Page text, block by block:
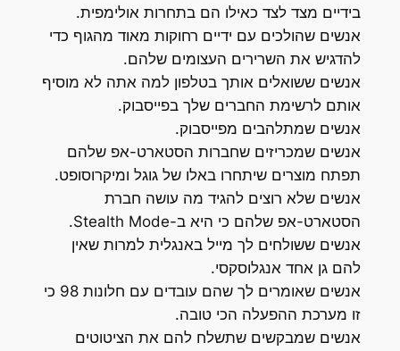
בידיים מצד לצד כאילו הם בתחרות אולימפית.
אנשים שהולכים עם ידיים רחוקות מאוד מהגוף כדי
להדגיש את השרירים העצומים שלהם.
אנשים ששואלים אותך בטלפון למה אתה לא מוסיף
אותם לרשימת החברים שלך בפייסבוק.
אנשים שמתלהבים מפייסבוק.
אנשים שמכריזים שחברות הסטארט-אפ שלהם
תפתח מוצרים שיתחרו באלו של גוגל ומיקרוסופט.
אנשים שלא רוצים להגיד מה עושה חברת
הסטארט-אפ שלהם כי היא ב-Stealth Mode.
אנשים ששולחים לך מייל באנגלית למרות שאין
להם גן אחד אנגלוסקסי.
אנשים שאומרים לך שהם עובדים עם חלונות 98 כי
זו מערכת ההפעלה הכי טובה.
אנשים שמבקשים שתשלח להם את הציטוטים